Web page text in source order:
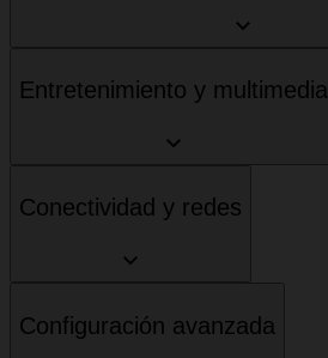
Entretenimiento y multimedia
Conectividad y redes
Configuración avanzada